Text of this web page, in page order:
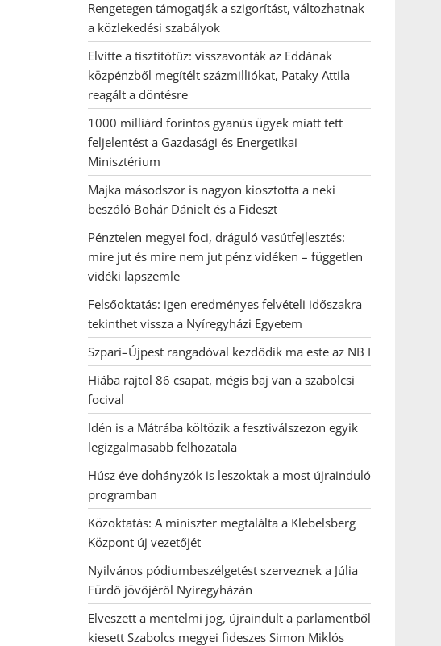
Rengetegen támogatják a szigorítást, változhatnak
a közlekedési szabályok
Elvitte a tisztítótűz: visszavonták az Eddának
közpénzből megítélt százmilliókat, Pataky Attila
reagált a döntésre
1000 milliárd forintos gyanús ügyek miatt tett
feljelentést a Gazdasági és Energetikai
Minisztérium
Majka másodszor is nagyon kiosztotta a neki
beszóló Bohár Dánielt és a Fideszt
Pénztelen megyei foci, dráguló vasútfejlesztés:
mire jut és mire nem jut pénz vidéken – független
vidéki lapszemle
Felsőoktatás: igen eredményes felvételi időszakra
tekinthet vissza a Nyíregyházi Egyetem
Szpari–Újpest rangadóval kezdődik ma este az NB I
Hiába rajtol 86 csapat, mégis baj van a szabolcsi
focival
Idén is a Mátrába költözik a fesztiválszezon egyik
legizgalmasabb felhozatala
Húsz éve dohányzók is leszoktak a most újrainduló
programban
Közoktatás: A miniszter megtalálta a Klebelsberg
Központ új vezetőjét
Nyilvános pódiumbeszélgetést szerveznek a Júlia
Fürdő jövőjéről Nyíregyházán
Elveszett a mentelmi jog, újraindult a parlamentből
kiesett Szabolcs megyei fideszes Simon Miklós